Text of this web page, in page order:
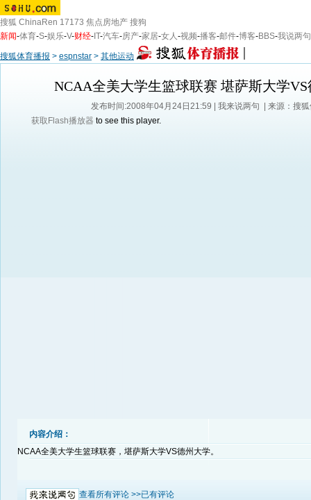
搜狐 ChinaRen 17173 焦点房地产 搜狗
新闻-体育-S-娱乐-V-财经- IT-汽车-房产-家居-女人-视频-播客-邮件-博客-BBS-我说两句
搜狐体育播报 > espnstar > 其他运动
NCAA全美大学生篮球联赛 堪萨斯大学
发布时间:2008年04月24日21:59 | 我来说两句
| 来源：搜
获取Flash播放器 to see this player.
内容介绍：
NCAA全美大学生篮球联赛，堪萨斯大学VS德州大学。
查看所有评论 >>已有评论